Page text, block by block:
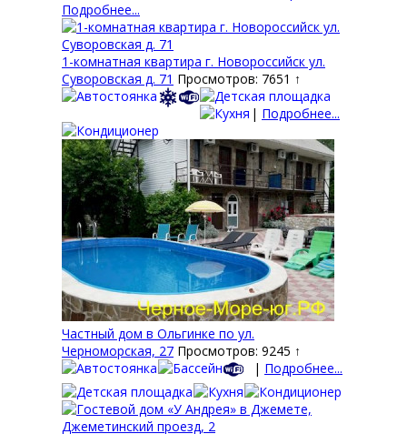
Подробнее...
1-комнатная квартира г. Новороссийск ул.
Суворовская д. 71 Просмотров: 7651 ↑
| Подробнее...
Частный дом в Ольгинке по ул.
Черноморская, 27 Просмотров: 9245 ↑
| Подробнее...